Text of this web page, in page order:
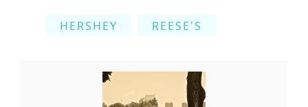
HERSHEY REESE'S